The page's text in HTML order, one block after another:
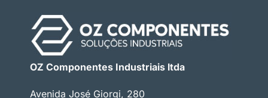
OZ Componentes Industriais ltda
Avenida José Giorgi, 280